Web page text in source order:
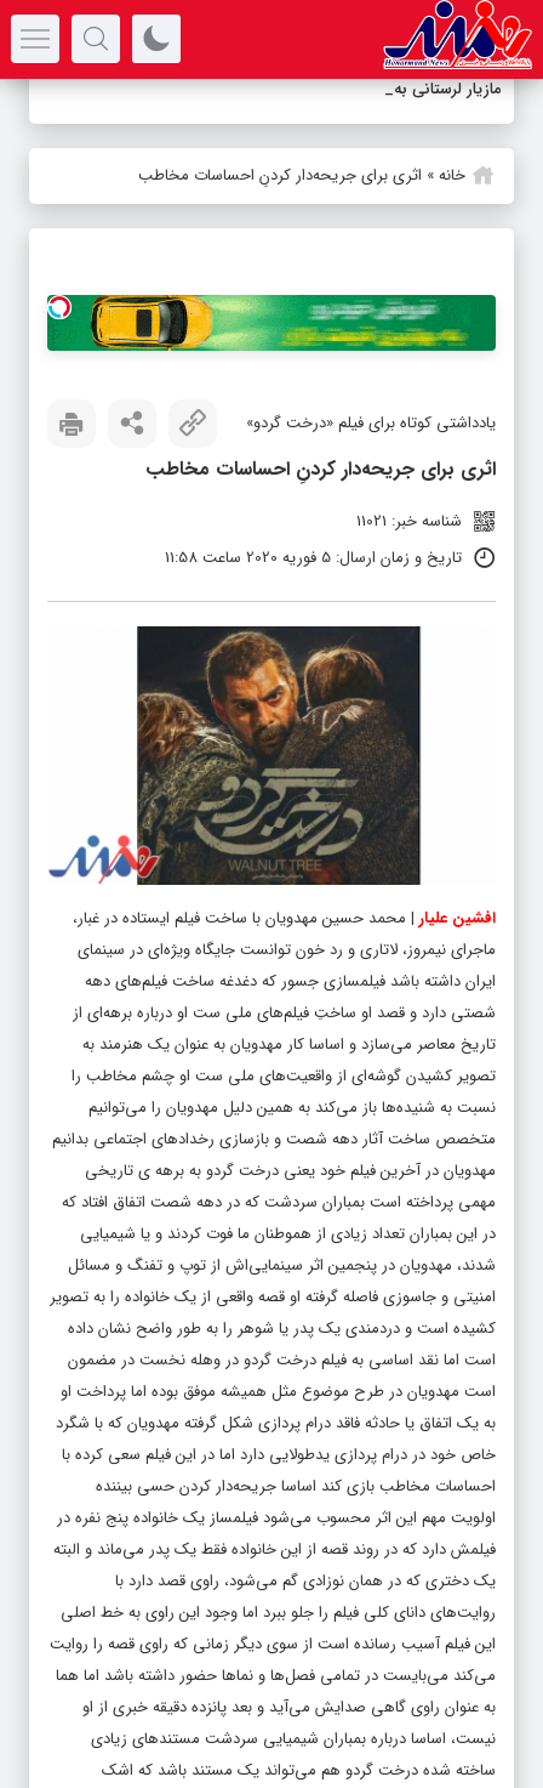
مازیار لرستانی به تلویزیون_
خانه» اثری برای جریحه‌دار کردنِ احساسات مخاطب
یادداشتی کوتاه برای فیلم «درخت گردو»
اثری برای جریحه‌دار کردنِ احساسات مخاطب
شناسه خبر: 11021
تاریخ و زمان ارسال: 5 فوریه 2020 ساعت 11:58
افشین علیار | محمد حسین مهدویان با ساخت فیلم ایستاده در غبار،
ماجرای نیمروز، لاتاری و رد خون توانست جایگاه ویژه‌ای در سینمای
ایران داشته باشد فیلمسازی جسور که دغدغه ساخت فیلم‌های دهه
شصتی دارد و قصد او ساختِ فیلم‌های ملی ست او درباره برهه‌ای از
تاریخ معاصر می‌سازد و اساسا کار مهدویان به عنوان یک هنرمند به
تصویر کشیدن گوشه‌ای از واقعیت‌های ملی ست او چشم مخاطب را
نسبت به شنیده‌ها باز می‌کند به همین دلیل مهدویان را می‌توانیم
متخصص ساخت آثار دهه شصت و بازسازی رخدادهای اجتماعی بدانیم
مهدویان در آخرین فیلم خود یعنی درخت گردو به برهه ی تاریخی
مهمی پرداخته است بمباران سردشت که در دهه شصت اتفاق افتاد که
در این بمباران تعداد زیادی از هموطنان ما فوت کردند و یا شیمیایی
شدند، مهدویان در پنجمین اثر سینمایی‌اش از توپ و تفنگ و مسائل
امنیتی و جاسوزی فاصله گرفته او قصه واقعی از یک خانواده را به تصویر
کشیده است و دردمندی یک پدر یا شوهر را به طور واضح نشان داده
است اما نقد اساسی به فیلم درخت گردو در وهله نخست در مضمون
است مهدویان در طرح موضوع مثل همیشه موفق بوده اما پرداخت او
به یک اتفاق یا حادثه فاقد درام پردازی شکل گرفته مهدویان که با شگرد
خاص خود در درام پردازی یدطولایی دارد اما در این فیلم سعی کرده با
احساسات مخاطب بازی کند اساسا جریحه‌دار کردن حسی بیننده
اولویت مهم این اثر محسوب می‌شود فیلمساز یک خانواده پنج نفره در
فیلمش دارد که در روند قصه از این خانواده فقط یک پدر می‌ماند و البته
یک دختری که در همان نوزادی گم می‌شود، راوی قصد دارد با
روایت‌های دانای کلی فیلم را جلو ببرد اما وجود این راوی به خط اصلی
این فیلم آسیب رسانده است از سوی دیگر زمانی که راوی قصه را روایت
می‌کند می‌بایست در تمامی فصل‌ها و نماها حضور داشته باشد اما هما
به عنوان راوی گاهی صدایش می‌آید و بعد پانزده دقیقه خبری از او
نیست، اساسا درباره بمباران شیمیایی سردشت مستندهای زیادی
ساخته شده درخت گردو هم می‌تواند یک مستند باشد که اشک